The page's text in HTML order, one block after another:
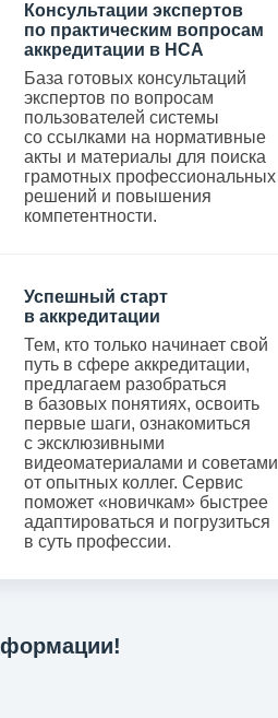
Консультации экспертов
по практическим вопросам
аккредитации в НСА
База готовых консультаций
экспертов по вопросам
пользователей системы
со ссылками на нормативные
акты и материалы для поиска
грамотных профессиональных
решений и повышения
компетентности.
Успешный старт
в аккредитации
Тем, кто только начинает свой
путь в сфере аккредитации,
предлагаем разобраться
в базовых понятиях, освоить
первые шаги, ознакомиться
с эксклюзивными
видеоматериалами и советами
от опытных коллег. Сервис
поможет «новичкам» быстрее
адаптироваться и погрузиться
в суть профессии.